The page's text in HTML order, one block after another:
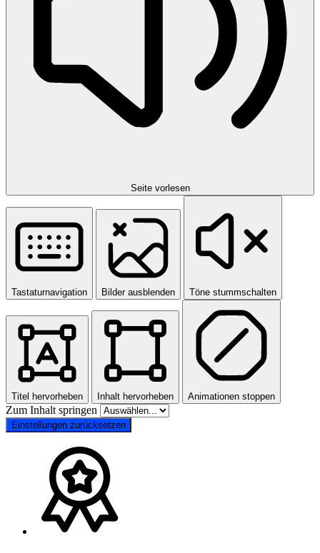
Seite vorlesen
Tastaturnavigation Bilder ausblenden Töne stummschalten
Titel hervorheben Inhalt hervorheben Animationen stoppen
Zum Inhalt springen
Einstellungen zurücksetzen